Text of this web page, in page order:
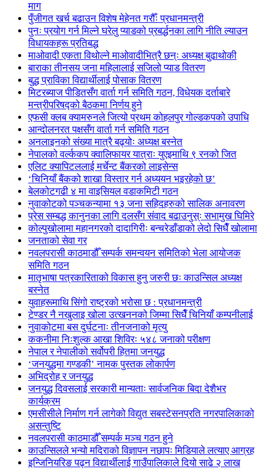
माग
पुँजीगत खर्च बढाउन विशेष मेहेनत गरौँः प्रधानमन्त्री
पुनः प्रयोग गर्न मिल्ने घरेलु प्याडको प्रबर्द्धनका लागि नीति ल्याउन
विधायकहरू प्रतिबद्ध
माओवादी एकता विथोल्ने माओवादीभित्रै छन्ः अध्यक्ष बुढाथोकी
बाराका तीनसय जना महिलालाई सजिलो प्याड वितरण
बुद्ध प्राविका विद्यार्थीलाई पोसाक वितरण
मिटरब्याज पीडितसँग वार्ता गर्न समिति गठन, विधेयक दर्ताबारे
मन्त्रीपरिषद्को बैठकमा निर्णय हुने
एफसी क्लब क्यामरुनले जित्यो प्रथम कोहलपुर गोल्डकपको उपाधि
आन्दोलनरत पक्षसँग वार्ता गर्न समिति गठन
अनलाइनको संख्या मात्रै बढ्योः अध्यक्ष बस्नेत
नेपालको वर्ल्ककप क्वालिफायर यात्राः युएइमाथि ९ रनको जित
एलिट क्यापिटललाई मर्चेन्ट बैंकरको लाइसेन्स
‘चिनियाँ बैंकको शाखा विस्तार गर्न अध्ययन भइरहेको छ’
बेलकोटगढी ४ मा वाइसियल वडाकमिटी गठन
नुवाकोटको पञ्चकन्यामा १३ जना सहिदहरुको सालिक अनावरण
प्रेस सम्बद्ध कानुनका लागि दलसँग संवाद बढाउनुस्ः सभामुख घिमिरे
कोल्पुखोलामा महानगरको दादागिरीः बन्चरेडाँडाको लेदो सिधैँ खोलामा
जनताको सेवा गर
नवलपरासी काठमाडौँ सम्पर्क समन्वयन समितिको भेला आयोजक
समिति गठन
मातृभाषा पत्रकारिताको विकास हुनु जरुरी छः काउन्सिल अध्यक्ष
बस्नेत
युवाहरूमाथि सिंगो राष्ट्रको भरोसा छ : प्रधानमन्त्री
टेण्डर नै नखुलाइ खोला उत्खननको जिम्मा सिधैँ चिनियाँ कम्पनीलाई
नुवाकोटमा बस दुर्घटनाः तीनजनाको मृत्यु
ककनीमा निःशुल्क आखा शिविरः ५४८ जनाको परीक्षण
नेपाल र नेपालीको सर्वोपरी हितमा जनयुद्ध
‘जनयुद्धमा गण्डकी’ नामक पुस्तक लोकार्पण
अभिद्रोह र जनयुद्ध
जनयुद्ध दिवसलाई सरकारी मान्यताः सार्वजनिक बिदा देशैभर
कार्यक्रम
एमसीसीले निर्माण गर्न लागेको विद्युत सबस्टेसनप्रति नगरपालिकाको
असन्तुष्टि
नवलपरासी काठमाडौँ सम्पर्क मञ्च गठन हुने
काउन्सिलले भन्यो मदिराको विज्ञापन नछापः मिडियाले लत्याए आग्रह
इन्जिनियरिङ पढ्न विद्यार्थीलाई गाउँपालिकाले दियो साढे २ लाख